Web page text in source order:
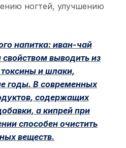
ногтей, улучшению
напитка: иван-чай
выводить из
и шлаки,
годы. В современных
содержащих
а кипрей при
способен очистить
веществ.